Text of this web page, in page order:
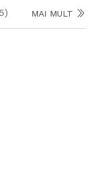
MAI MULT